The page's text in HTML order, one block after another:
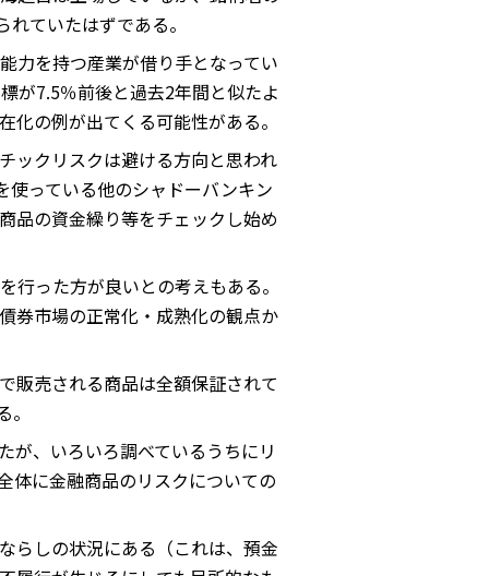
ていたはずである。
力を持つ産業が借り手となってい
が7.5％前後と過去2年間と似たよ
の例が出てくる可能性がある。
ックリスクは避ける方向と思われ
使っている他のシャドーバンキン
品の資金繰り等をチェックし始め
った方が良いとの考えもある。
券市場の正常化・成熟化の観点か
販売される商品は全額保証されて
が、いろいろ調べているうちにリ
体に金融商品のリスクについての
らしの状況にある（これは、預金